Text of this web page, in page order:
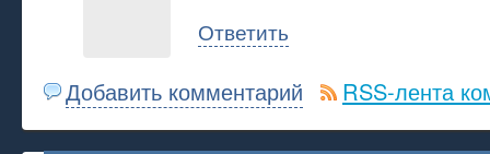
Ответить
Добавить комментарий RSS-лента